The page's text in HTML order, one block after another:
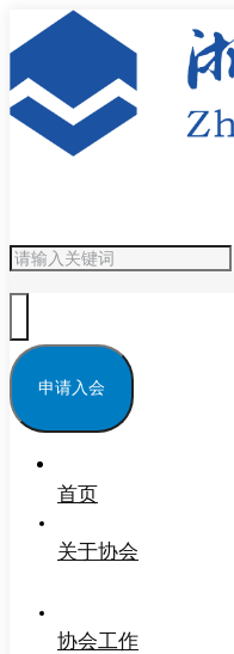
申请入会
首页
关于协会
协会工作